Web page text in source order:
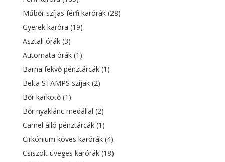
Műbőr szíjas férfi karórák (28)
Gyerek karóra (19)
Asztali órák (3)
Automata órák (1)
Barna fekvő pénztárcák (1)
Belta STAMPS szíjak (2)
Bőr karkötő (1)
Bőr nyaklánc medállal (2)
Camel álló pénztárcák (1)
Cirkónium köves karórák (4)
Csiszolt üveges karórák (18)